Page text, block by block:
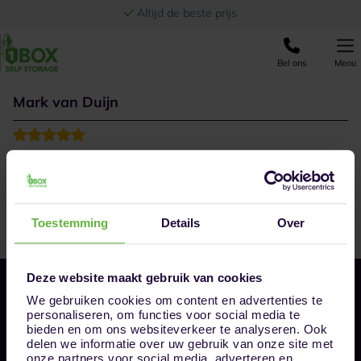
Toestemming Details Over
Deze website maakt gebruik van cookies
We gebruiken cookies om content en advertenties te
personaliseren, om functies voor social media te
bieden en om ons websiteverkeer te analyseren. Ook
delen we informatie over uw gebruik van onze site met
Altijd de beste prijs
Bel ons Menu
Mark van Duijn
volgens mij gaat het een hele prettige huurperiode
worden hier!